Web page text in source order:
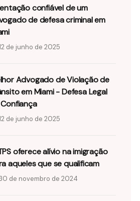
confiável de um
de defesa criminal em
de junho de 2025
Advogado de Violação de
em Miami - Defesa Legal
de junho de 2025
oferece alívio na imigração
aqueles que se qualificam
de novembro de 2024